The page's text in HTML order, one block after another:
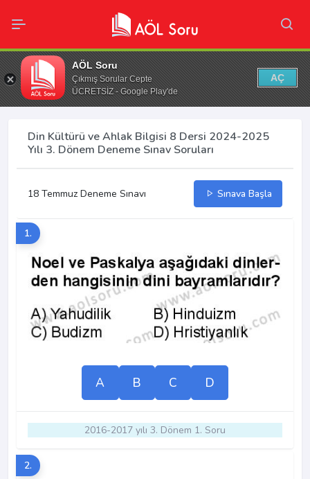
AÖL Soru
Çıkmış Sorular Cepte
ÜCRETSİZ - Google Play'de
AÇ
Din Kültürü ve Ahlak Bilgisi 8 Dersi 2024-2025
Yılı 3. Dönem Deneme Sınav Soruları
18 Temmuz Deneme Sınavı Sınava Başla
1.
A B C D
2016-2017 yılı 3. Dönem 1. Soru
2.